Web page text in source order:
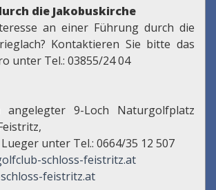
die Jakobuskirche
an einer Führung durch die
Kontaktieren Sie bitte das
unter Tel.: 03855/24 04
angelegter 9-Loch Naturgolfplatz
unter Tel.: 0664/35 12 507
schloss-feistritz.at
feistritz.at